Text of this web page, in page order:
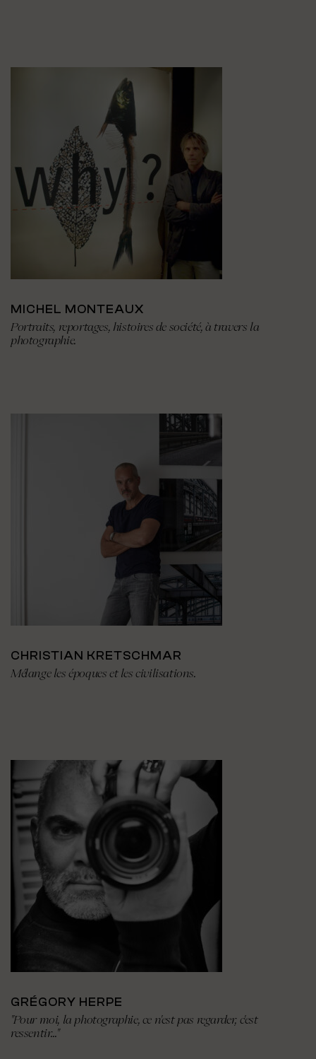
MICHEL MONTEAUX
Portraits, reportages, histoires de société, à travers la
photographie.
CHRISTIAN KRETSCHMAR
Mélange les époques et les civilisations.
GRÉGORY HERPE
"Pour moi, la photographie, ce n'est pas regarder, c'est
ressentir..."